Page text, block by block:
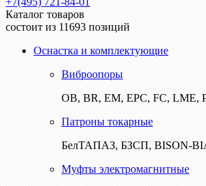
Каталог товаров
состоит из 11693 позиций
Оснастка и комплектующие
Виброопоры
ОВ, BR, EM, EPC, FC, LME,
Патроны токарные
БелТАПАЗ, БЗСП, BISON-
Муфты электромагнитные